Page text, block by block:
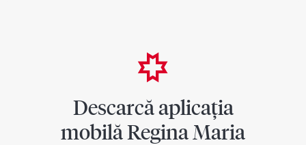
Descarcă aplicația
mobilă Regina Maria